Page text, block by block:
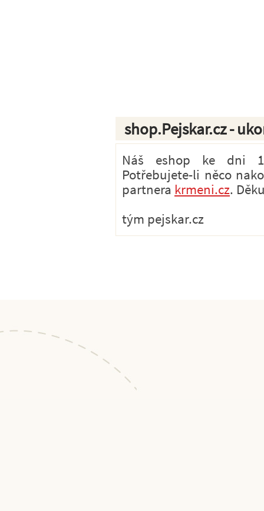
shop.Pejskar.cz -
Náš eshop ke dni
Potřebujete-li něco
partnera krmeni.cz.
tým pejskar.cz